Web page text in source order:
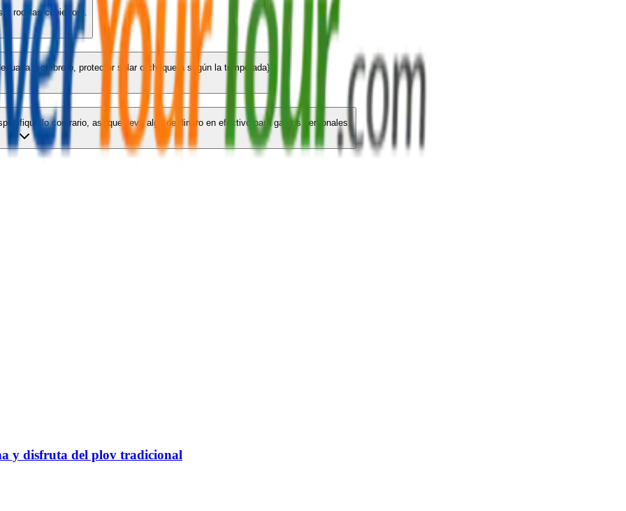
y rodillas cubiertos).
(sombrero, protector solar o chaqueta según la temporada)
lo contrario, así que lleva algo de dinero en efectivo para gastos personales.
y disfruta del plov tradicional